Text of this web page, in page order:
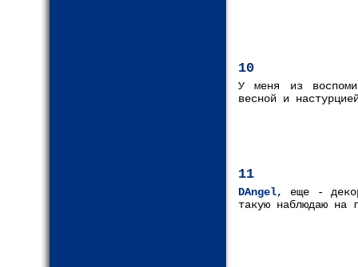
10
У меня из
весной и
11
DAngel, еще -
такую наблюдаю на